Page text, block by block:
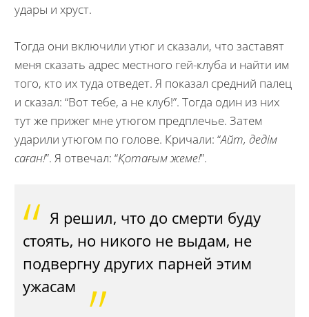
удары и хруст.
Тогда они включили утюг и сказали, что заставят
меня сказать адрес местного гей-клуба и найти им
того, кто их туда отведет. Я показал средний палец
и сказал: “Вот тебе, а не клуб!”. Тогда один из них
тут же прижег мне утюгом предплечье. Затем
ударили утюгом по голове. Кричали: “Айт, дедім
саған!”. Я отвечал: “Қотағым жеме!”.
Я решил, что до смерти буду
стоять, но никого не выдам, не
подвергну других парней этим
ужасам